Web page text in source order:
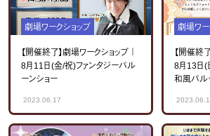
劇場ワークショップ
【開催終了】劇場ワークショップ｜
8月11日(金/祝)ファンタジーバル
ーンショー
2023.06.17
劇場ワー
【開催終
8月13日(
和風バル